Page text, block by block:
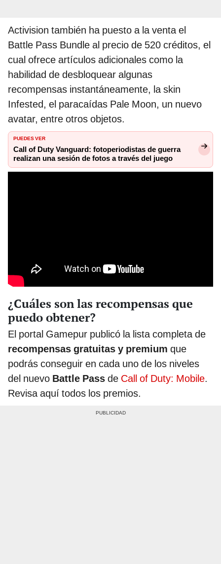
Activision también ha puesto a la venta el
Battle Pass Bundle al precio de 520 créditos, el
cual ofrece artículos adicionales como la
habilidad de desbloquear algunas
recompensas instantáneamente, la skin
Infested, el paracaídas Pale Moon, un nuevo
avatar, entre otros objetos.
PUEDES VER
Call of Duty Vanguard: fotoperiodistas de guerra
realizan una sesión de fotos a través del juego
¿Cuáles son las recompensas que
puedo obtener?
El portal Gamepur publicó la lista completa de
recompensas gratuitas y premium que
podrás conseguir en cada uno de los niveles
del nuevo Battle Pass de Call of Duty: Mobile.
Revisa aquí todos los premios.